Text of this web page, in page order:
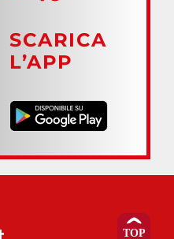
SCARICA
L’APP